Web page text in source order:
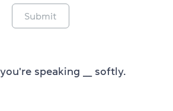
Submit
speaking ___ softly.